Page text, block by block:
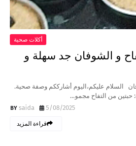
أكلات صحية
و الشوفان جد سهلة و
السلام عليكم،اليوم أشارككم وصفة صحية.
حبتين من التفاح مجمو…
saida
5/08/2025
قراءة المزيد